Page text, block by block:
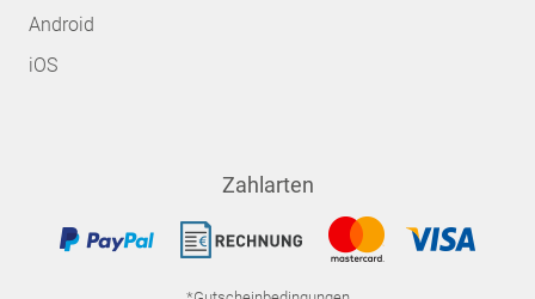
Android
iOS
Zahlarten